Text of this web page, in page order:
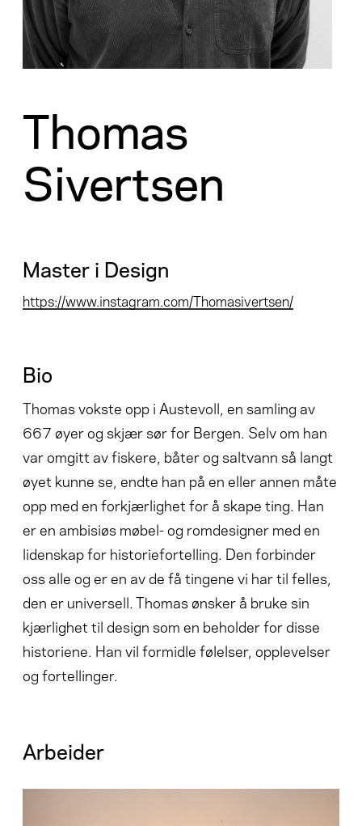
Thomas
Sivertsen
Master i Design
https://www.instagram.com/Thomasivertsen/
Bio
Thomas vokste opp i Austevoll, en samling av
667 øyer og skjær sør for Bergen. Selv om han
var omgitt av fiskere, båter og saltvann så langt
øyet kunne se, endte han på en eller annen måte
opp med en forkjærlighet for å skape ting. Han
er en ambisiøs møbel- og romdesigner med en
lidenskap for historiefortelling. Den forbinder
oss alle og er en av de få tingene vi har til felles,
den er universell. Thomas ønsker å bruke sin
kjærlighet til design som en beholder for disse
historiene. Han vil formidle følelser, opplevelser
og fortellinger.
Arbeider